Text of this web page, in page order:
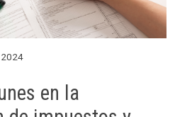
en la